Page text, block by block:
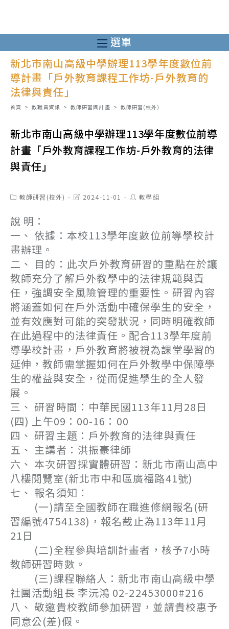
至
主
要
選單
新北市南山高級中學辦理113學年度數位前
導計畫「戶外教育課程工作坊-戶外教育的
法律與責任」
首頁 > 教職員資訊 > 教師研習與計畫 > 教師研習(校外)
新北市南山高級中學辦理113學年度數位前導
計畫「戶外教育課程工作坊-戶外教育的法律
與責任」
Post教師研習(校外)
Post2024-11-01
Post教學組
說 明：
一、 依據：本校113學年度數位前導學校計
畫辦理。
二、 目的：此次戶外教育研習的重點在於讓
教師充分了解戶外教學中的法律規範與責
任，強調安全風險管理的重要性。研習內容
將涵蓋如何在戶外活動中確保學生的安全，
並有效應對可能的突發狀況，同時明確教師
在此過程中的法律責任。配合113學年度前
導學校計畫，戶外教育將被視為課堂學習的
延伸，教師需掌握如何在戶外教學中保障學
生的權益與安全，從而促進學生的全人發
展。
三、 研習時間：中華民國113年11月28日
(四) 上午09：00-16：00
四、 研習主題：戶外教育的法律與責任
五、 主講者：洪振豪律師
六、 本次研習採實體研習：新北市南山高中
八樓閱覽室(新北市中和區廣福路41號)
七、 報名須知：
(一)請至全國教師在職進修網報名(研
習編號4754138)，報名截止為113年11月
21日
(二)全程參與培訓計畫者，核予7小時
教師研習時數。
(三)課程聯絡人：新北市南山高級中學
社團活動組長 李沅鴻 02-22453000#216
八、 敬邀貴校教師參加研習，並請貴校惠予
同意公(差)假。